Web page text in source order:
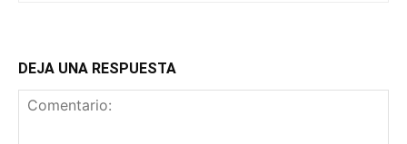
DEJA UNA RESPUESTA